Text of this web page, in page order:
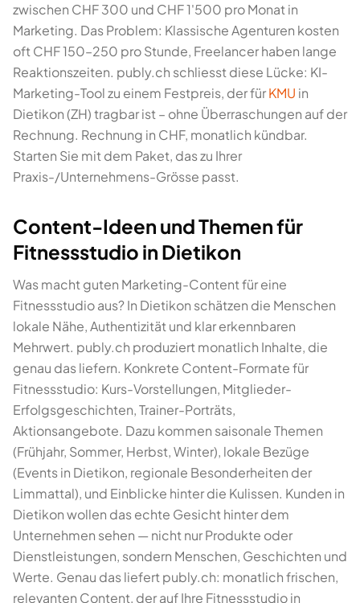
zwischen CHF 300 und CHF 1'500 pro Monat in
Marketing. Das Problem: Klassische Agenturen kosten
oft CHF 150–250 pro Stunde, Freelancer haben lange
Reaktionszeiten. publy.ch schliesst diese Lücke: KI-
Marketing-Tool zu einem Festpreis, der fürKMU in
Dietikon (ZH) tragbar ist – ohne Überraschungen auf der
Rechnung. Rechnung in CHF, monatlich kündbar.
Starten Sie mit dem Paket, das zu Ihrer
Praxis-/Unternehmens-Grösse passt.
Content-Ideen und Themen für
Fitnessstudio in Dietikon
Was macht guten Marketing-Content für eine
Fitnessstudio aus? In Dietikon schätzen die Menschen
lokale Nähe, Authentizität und klar erkennbaren
Mehrwert. publy.ch produziert monatlich Inhalte, die
genau das liefern. Konkrete Content-Formate für
Fitnessstudio: Kurs-Vorstellungen, Mitglieder-
Erfolgsgeschichten, Trainer-Porträts,
Aktionsangebote. Dazu kommen saisonale Themen
(Frühjahr, Sommer, Herbst, Winter), lokale Bezüge
(Events in Dietikon, regionale Besonderheiten der
Limmattal), und Einblicke hinter die Kulissen. Kunden in
Dietikon wollen das echte Gesicht hinter dem
Unternehmen sehen — nicht nur Produkte oder
Dienstleistungen, sondern Menschen, Geschichten und
Werte. Genau das liefert publy.ch: monatlich frischen,
relevanten Content, der auf Ihre Fitnessstudio in